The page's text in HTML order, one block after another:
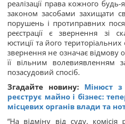
реалізації права кожного
законом засобами захищати
порушень і протиправних
реєстрації є звернення зі
юстиції та його
звернення не означає відмову
її вільним волевиявленням
позасудовий спосіб.
Згадайте новину: Мінюст
реєструє майно і бізнес:
місцевих органів влади та
“На відміну від суду, комісія